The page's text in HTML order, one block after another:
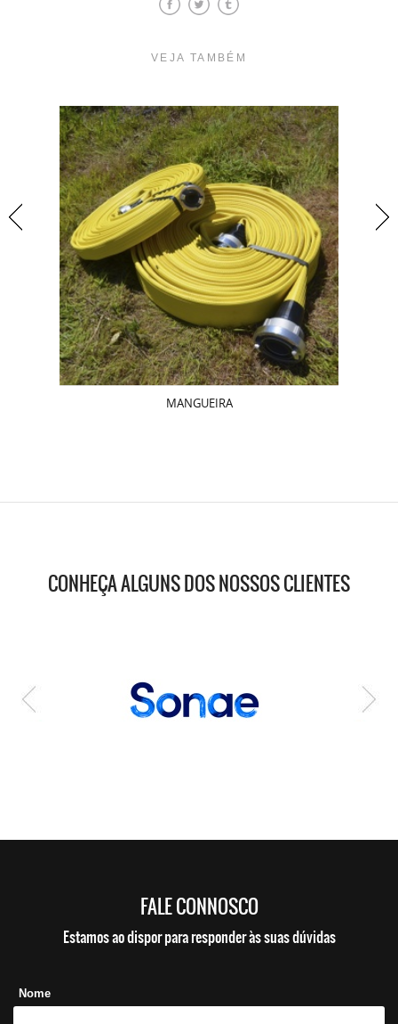
VEJA TAMBÉM
MANGUEIRA
CONHEÇA ALGUNS DOS NOSSOS CLIENTES
FALE CONNOSCO
Estamos ao dispor para responder às suas dúvidas
Nome